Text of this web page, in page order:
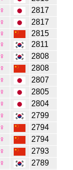
♀
2817
♀
2817
♀
2815
♀
2811
♀
2808
♀
2808
♀
2807
♀
2805
♀
2804
♀
2799
♀
2794
♀
2794
♀
2793
♀
2789